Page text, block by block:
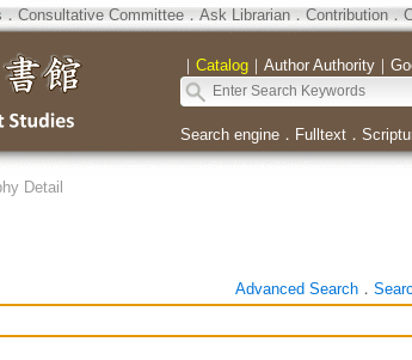
． Consultative Committee． Ask Librarian． Contribution．
｜ Catalog｜ Author Authority｜
Search engine． Fulltext．
Detail
Advanced Search．